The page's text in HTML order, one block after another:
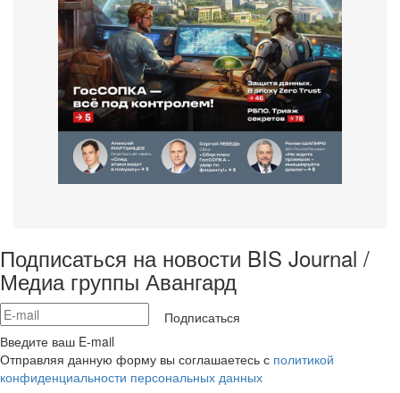
Подписаться на новости BIS Journal /
Медиа группы Авангард
Подписаться
Введите ваш E-mail
Отправляя данную форму вы соглашаетесь с политикой
конфиденциальности персональных данных